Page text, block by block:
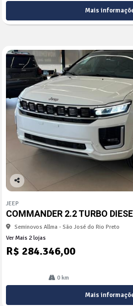
Mais
Co
arti
lhe
JEEP
COMMANDER 2.2 TURBO
Seminovos Allma - São José do Rio Preto
Ver Mais 2 lojas
R$ 284.346,00
0 km
Mais